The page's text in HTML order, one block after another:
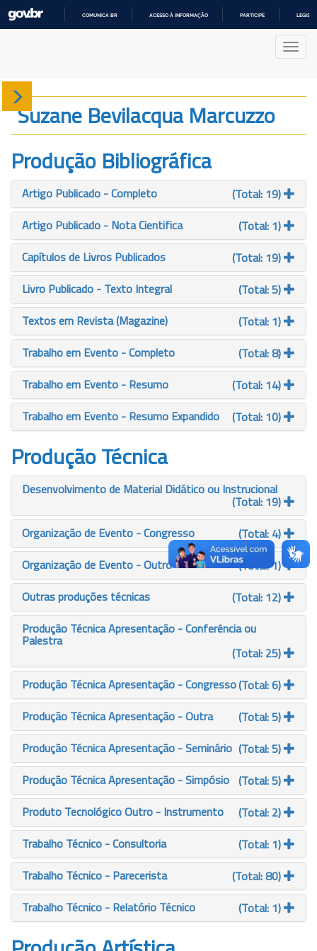
COMUNICA BR ACESSO À INFORMAÇÃO PARTICIPE
Sobre
Produção
Projetos
Gráficos
Suzane Bevilacqua Marcuzzo
Produção Bibliográfica
Artigo Publicado - Completo
(Total: 19)
Artigo Publicado - Nota Cientifica
(Total: 1)
Capítulos de Livros Publicados
(Total: 19)
Livro Publicado - Texto Integral
(Total: 5)
Textos em Revista (Magazine)
(Total: 1)
Trabalho em Evento - Completo
(Total: 8)
Trabalho em Evento - Resumo
(Total: 14)
Trabalho em Evento - Resumo Expandido
(Total: 10)
Produção Técnica
Desenvolvimento de Material Didático ou Instrucional
(Total: 19)
Organização de Evento - Congresso
(Total: 4)
Organização de Evento - Outro
(Total: 1)
Outras produções técnicas
(Total: 12)
Produção Técnica Apresentação - Conferência ou
Palestra
(Total: 25)
Produção Técnica Apresentação - Congresso(Total: 6)
Produção Técnica Apresentação - Outra
(Total: 5)
Produção Técnica Apresentação - Seminário (Total: 5)
Produção Técnica Apresentação - Simpósio (Total: 5)
Produto Tecnológico Outro - Instrumento
(Total: 2)
Trabalho Técnico - Consultoria
(Total: 1)
Trabalho Técnico - Parecerista
(Total: 80)
Trabalho Técnico - Relatório Técnico
(Total: 1)